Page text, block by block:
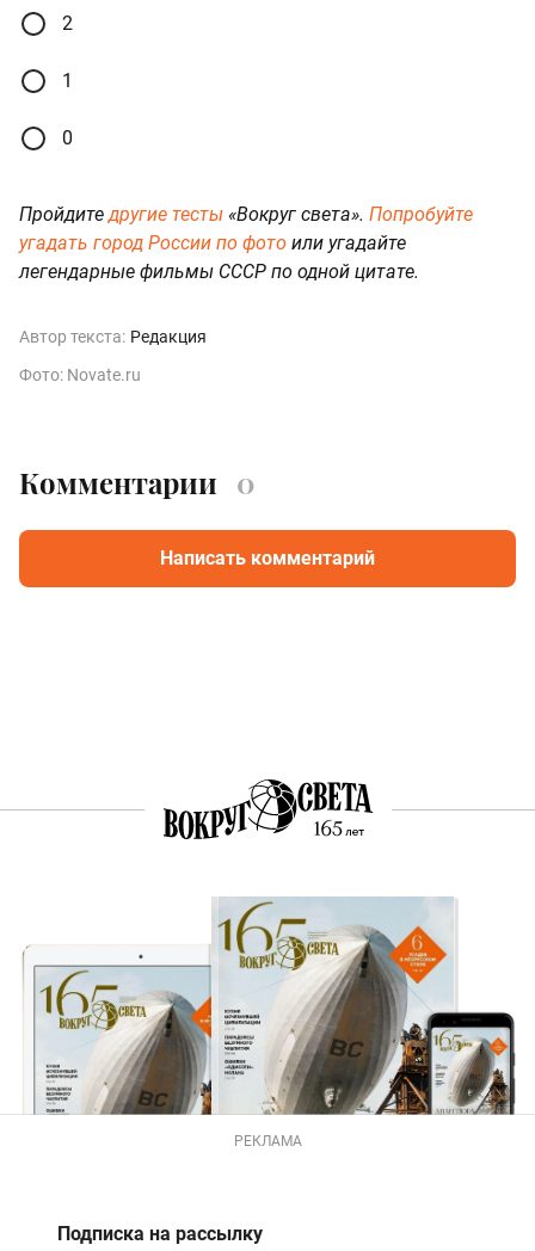
2
1
0
Пройдитедругие тесты «Вокруг света». Попробуйте
угадать город России по фото или угадайте
легендарные фильмы СССР по одной цитате.
Автор текста: Редакция
Фото: Novate.ru
Комментарии 0
Написать комментарий
РЕКЛАМА
Подписка на рассылку